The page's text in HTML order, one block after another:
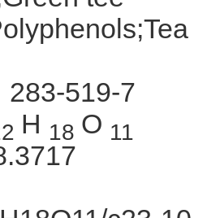
283-519-7
H 18 O 11